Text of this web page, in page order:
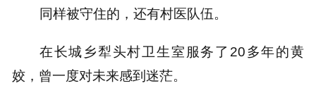
同样被守住的，还有村医队伍。
在长城乡犁头村卫生室服务了20多年的黄
姣，曾一度对未来感到迷茫。